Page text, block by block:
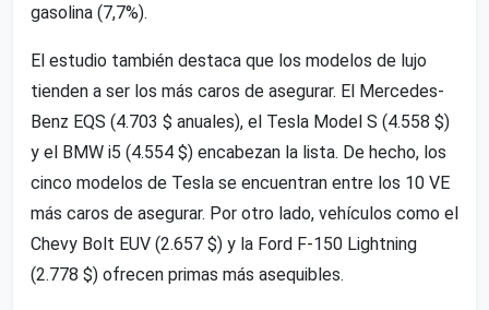
gasolina (7,7%).
El estudio también destaca que los modelos de lujo
tienden a ser los más caros de asegurar. El Mercedes-
Benz EQS (4.703 $ anuales), el Tesla Model S (4.558 $)
y el BMW i5 (4.554 $) encabezan la lista. De hecho, los
cinco modelos de Tesla se encuentran entre los 10 VE
más caros de asegurar. Por otro lado, vehículos como el
Chevy Bolt EUV (2.657 $) y la Ford F-150 Lightning
(2.778 $) ofrecen primas más asequibles.